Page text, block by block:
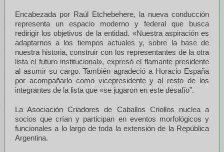
Encabezada por Raúl Etchebehere, la nueva conducción
representa un espacio moderno y federal que busca
redirigir los objetivos de la entidad. «Nuestra aspiración es
adaptarnos a los tiempos actuales y, sobre la base de
nuestra historia, construir con los representantes de la otra
lista el futuro institucional», expresó el flamante presidente
al asumir su cargo. También agradeció a Horacio España
por acompañarlo como vicepresidente y al resto de los
integrantes de la lista que «se jugaron en este desafío”.
La Asociación Criadores de Caballos Criollos nuclea a
socios que crían y participan en eventos morfológicos y
funcionales a lo largo de toda la extensión de la República
Argentina.